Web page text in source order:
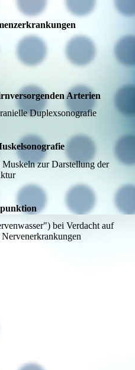
Arterien
Duplexsonografie
zur Darstellung der
bei Verdacht auf